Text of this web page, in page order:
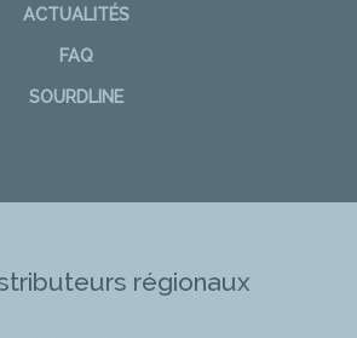
ACTUALITÉS
FAQ
SOURDLINE
régionaux